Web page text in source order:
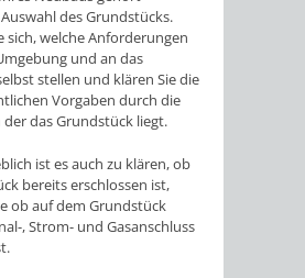
des Grundstücks.
sich, welche Anforderungen
und an das
stellen und klären Sie die
Vorgaben durch die
der das Grundstück liegt.
ist es auch zu klären, ob
bereits erschlossen ist,
ob auf dem Grundstück
, Strom- und Gasanschluss